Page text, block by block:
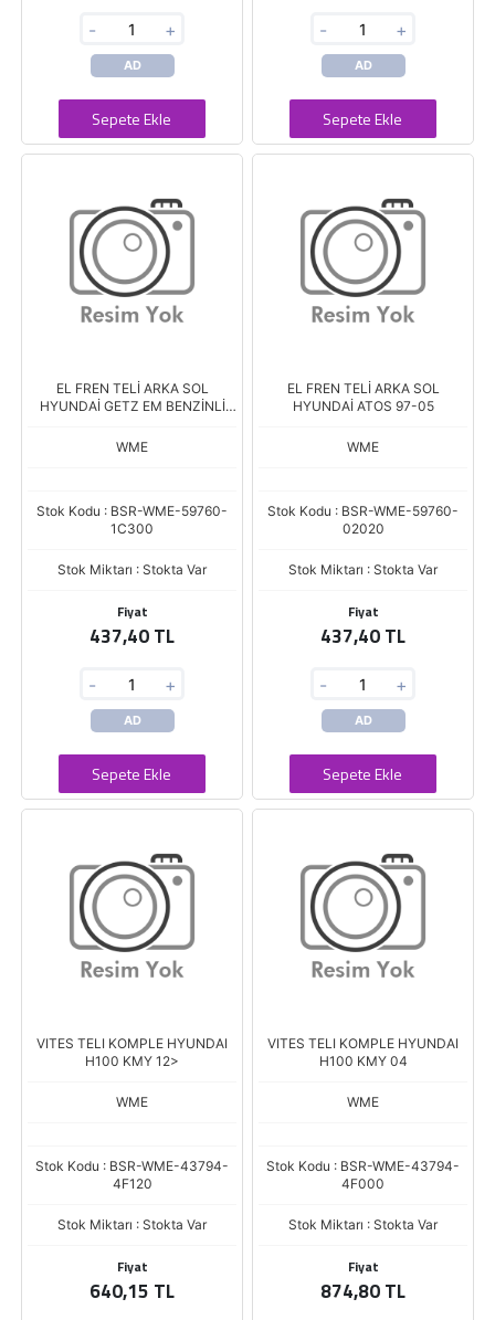
- +
AD
Sepete Ekle
- +
AD
Sepete Ekle
EL FREN TELİ ARKA SOL
HYUNDAİ GETZ EM BENZİNLİ
WME
Stok Kodu : BSR-WME-59760-
1C300
Stok Miktarı : Stokta Var
Fiyat
437,40 TL
- +
AD
Sepete Ekle
EL FREN TELİ ARKA SOL
HYUNDAİ ATOS 97-05
WME
Stok Kodu : BSR-WME-59760-
02020
Stok Miktarı : Stokta Var
Fiyat
437,40 TL
- +
AD
Sepete Ekle
VITES TELI KOMPLE HYUNDAI
H100 KMY 12>
WME
Stok Kodu : BSR-WME-43794-
4F120
Stok Miktarı : Stokta Var
Fiyat
640,15 TL
VITES TELI KOMPLE HYUNDAI
H100 KMY 04
WME
Stok Kodu : BSR-WME-43794-
4F000
Stok Miktarı : Stokta Var
Fiyat
874,80 TL